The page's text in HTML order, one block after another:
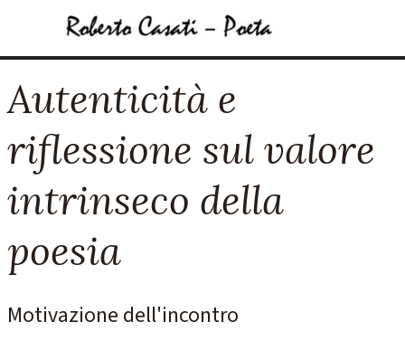
Salta menù
Autenticità e
riflessione sul valore
intrinseco della
poesia
Motivazione dell'incontro